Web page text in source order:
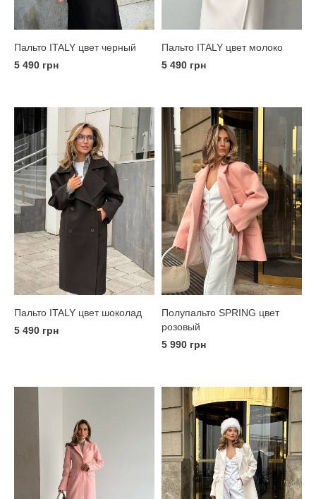
Пальто ITALY цвет черный
5 490 грн
Пальто ITALY цвет молоко
5 490 грн
Пальто ITALY цвет шоколад
5 490 грн
Полупальто SPRING цвет
розовый
5 990 грн